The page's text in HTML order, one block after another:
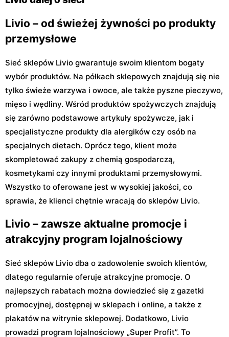
Livio – od świeżej żywności po produkty
przemysłowe
Sieć sklepów Livio gwarantuje swoim klientom bogaty
wybór produktów. Na półkach sklepowych znajdują się nie
tylko świeże warzywa i owoce, ale także pyszne pieczywo,
mięso i wędliny. Wśród produktów spożywczych znajdują
się zarówno podstawowe artykuły spożywcze, jak i
specjalistyczne produkty dla alergików czy osób na
specjalnych dietach. Oprócz tego, klient może
skompletować zakupy z chemią gospodarczą,
kosmetykami czy innymi produktami przemysłowymi.
Wszystko to oferowane jest w wysokiej jakości, co
sprawia, że klienci chętnie wracają do sklepów Livio.
Livio – zawsze aktualne promocje i
atrakcyjny program lojalnościowy
Sieć sklepów Livio dba o zadowolenie swoich klientów,
dlatego regularnie oferuje atrakcyjne promocje. O
najlepszych rabatach można dowiedzieć się z gazetki
promocyjnej, dostępnej w sklepach i online, a także z
plakatów na witrynie sklepowej. Dodatkowo, Livio
prowadzi program lojalnościowy „Super Profit”. To